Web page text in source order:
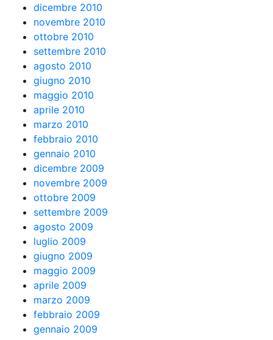
dicembre 2010
novembre 2010
ottobre 2010
settembre 2010
agosto 2010
giugno 2010
maggio 2010
aprile 2010
marzo 2010
febbraio 2010
gennaio 2010
dicembre 2009
novembre 2009
ottobre 2009
settembre 2009
agosto 2009
luglio 2009
giugno 2009
maggio 2009
aprile 2009
marzo 2009
febbraio 2009
gennaio 2009